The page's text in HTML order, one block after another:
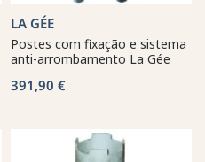
LA GÉE
Postes com fixação e sistema
anti-arrombamento La Gée
391,90 €